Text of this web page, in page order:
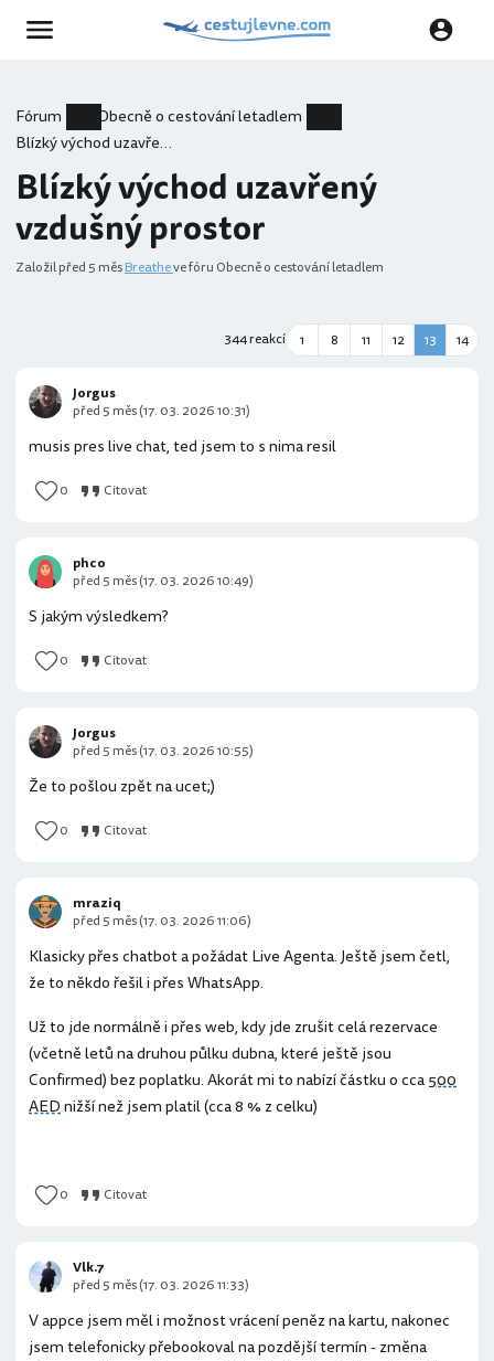
Fórum
Obecně o cestování letadlem
Blízký východ uzavřený vzdušný prostor
Blízký východ uzavřený
vzdušný prostor
Založilpřed 5 měsBreatheve fóru Obecně o cestování letadlem
344 reakcí 1 8 11 12 13 14
musis pres live chat, ted jsem to s nima resil
0 Citovat
Jorgus
před 5 měs (17. 03. 2026 10:31)
S jakým výsledkem?
0 Citovat
phco
před 5 měs (17. 03. 2026 10:49)
Že to pošlou zpět na ucet;)
0 Citovat
Jorgus
před 5 měs (17. 03. 2026 10:55)
Klasicky přes chatbot a požádat Live Agenta. Ještě jsem četl,
že to někdo řešil i přes WhatsApp.
Už to jde normálně i přes web, kdy jde zrušit celá rezervace
(včetně letů na druhou půlku dubna, které ještě jsou
Confirmed) bez poplatku. Akorát mi to nabízí částku o cca500
AEDnižší než jsem platil (cca 8 % z celku)
0 Citovat
mraziq
před 5 měs (17. 03. 2026 11:06)
V appce jsem měl i možnost vrácení peněz na kartu, nakonec
jsem telefonicky přebookoval na pozdější termín - změna
Vlk.7
před 5 měs (17. 03. 2026 11:33)